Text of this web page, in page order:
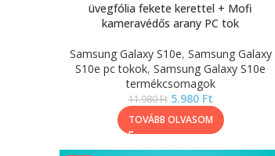
üvegfólia fekete kerettel + Mofi
kameravédős arany PC tok
Samsung Galaxy S10e, Samsung Galaxy
S10e pc tokok, Samsung Galaxy S10e
termékcsomagok
11.980Ft 5.980 Ft
TOVÁBB OLVASOM